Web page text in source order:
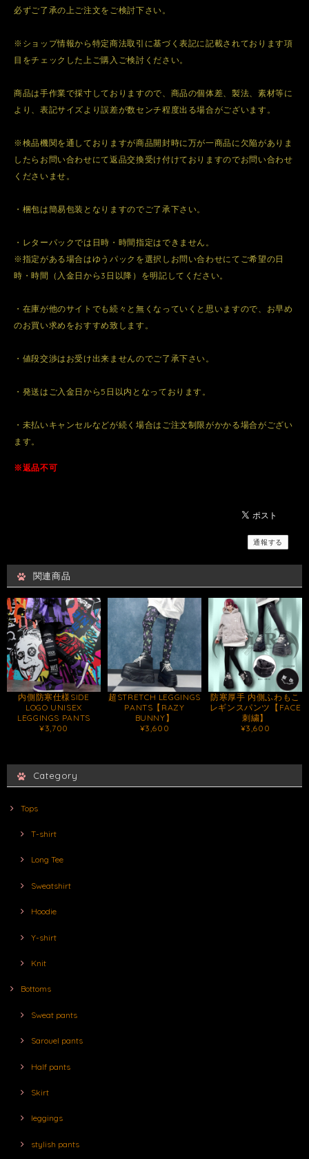
必ずご了承の上ご注文をご検討下さい。
※ショップ情報から特定商法取引に基づく表記に記載されております項
目をチェックした上ご購入ご検討ください。
商品は手作業で採寸しておりますので、商品の個体差、製法、素材等に
より、表記サイズより誤差が数センチ程度出る場合がございます。
※検品機関を通しておりますが商品開封時に万が一商品に欠陥がありま
したらお問い合わせにて返品交換受け付けておりますのでお問い合わせ
くださいませ。
・梱包は簡易包装となりますのでご了承下さい。
・レターパックでは日時・時間指定はできません。
※指定がある場合はゆうパックを選択しお問い合わせにてご希望の日
時・時間（入金日から3日以降）を明記してください。
・在庫が他のサイトでも続々と無くなっていくと思いますので、お早め
のお買い求めをおすすめ致します。
・値段交渉はお受け出来ませんのでご了承下さい。
・発送はご入金日から5日以内となっております。
・未払いキャンセルなどが続く場合はご注文制限がかかる場合がござい
ます。
※返品不可
通報する
関連商品
内側防寒仕様SIDE
LOGO UNISEX
LEGGINGS PANTS
¥3,700
超STRETCH LEGGINGS
PANTS【RAZY
BUNNY】
¥3,600
防寒厚手 内側ふわもこ
レギンスパンツ【FACE
刺繍】
¥3,600
Category
Tops
T-shirt
Long Tee
Sweatshirt
Hoodie
Y-shirt
Knit
Bottoms
Sweat pants
Sarouel pants
Half pants
Skirt
leggings
stylish pants